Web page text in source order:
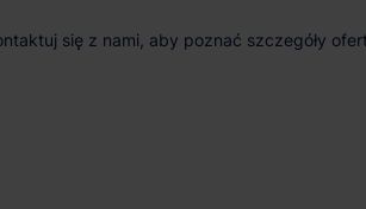
się z nami, aby poznać szczegóły